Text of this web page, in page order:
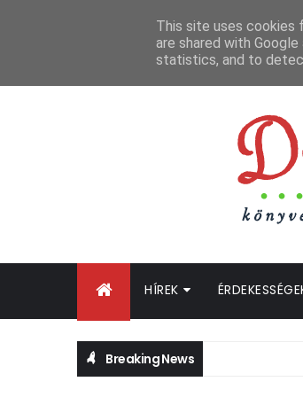
HÍREK
Breaking News
This site uses cookies
are shared with
statistics, and to